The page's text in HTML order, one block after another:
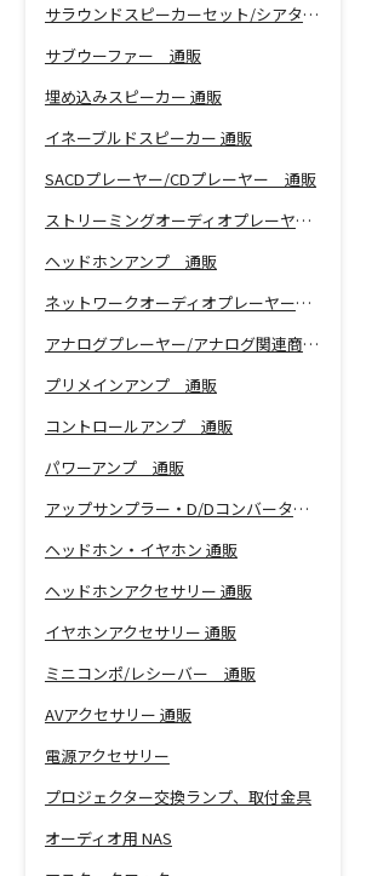
サラウンドスピーカーセット/シアターバー 通販
サブウーファー 通販
埋め込みスピーカー 通販
イネーブルドスピーカー 通販
SACDプレーヤー/CDプレーヤー 通販
ストリーミングオーディオプレーヤー 通販
ヘッドホンアンプ 通販
ネットワークオーディオプレーヤー 通販
アナログプレーヤー/アナログ関連商品 通販
プリメインアンプ 通販
コントロールアンプ 通販
パワーアンプ 通販
アップサンプラー・D/Dコンバーター 通販
ヘッドホン・イヤホン 通販
ヘッドホンアクセサリー 通販
イヤホンアクセサリー 通販
ミニコンポ/レシーバー 通販
AVアクセサリー 通販
電源アクセサリー
プロジェクター交換ランプ、取付金具
オーディオ用 NAS